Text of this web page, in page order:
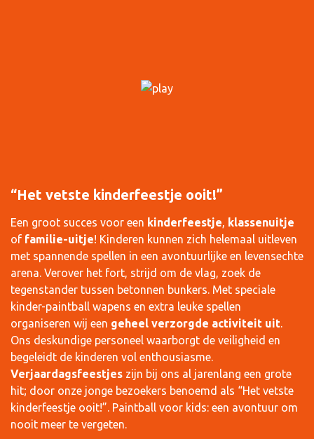
“Het vetste kinderfeestje ooit!”
Een groot succes voor een kinderfeestje klassenuitje
of familie-uitje! Kinderen kunnen zich helemaal uitleven
met spannende spellen in een avontuurlijke en levensechte
arena. Verover het fort, strijd om de vlag, zoek de
tegenstander tussen betonnen bunkers. Met speciale
kinder-paintball wapens en extra leuke spellen
organiseren wij een geheel verzorgde activiteit uit
Ons deskundige personeel waarborgt de veiligheid en
begeleidt de kinderen vol enthousiasme.
Verjaardagsfeestjes zijn bij ons al jarenlang een grote
hit; door onze jonge bezoekers benoemd als “Het vetste
kinderfeestje ooit!”. Paintball voor kids: een avontuur om
nooit meer te vergeten.